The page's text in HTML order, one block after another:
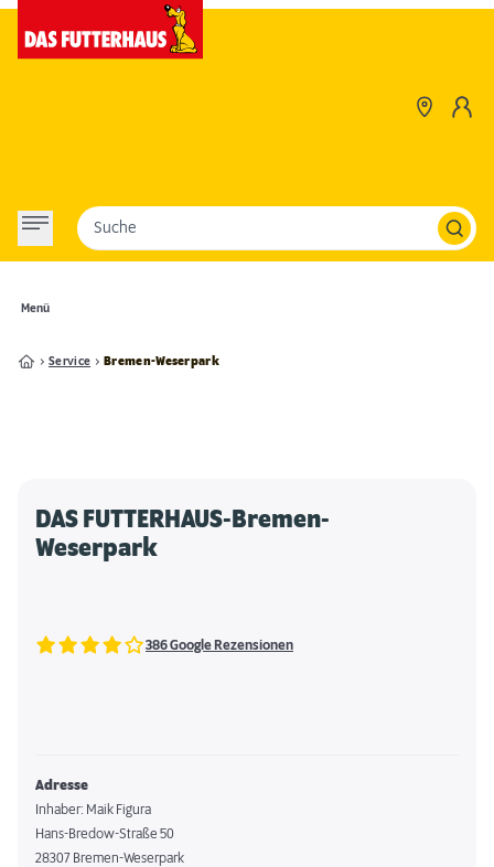
Menü
Suche
Service Bremen-Weserpark
DAS FUTTERHAUS-Bremen-
Weserpark
386 Google Rezensionen
Adresse
Inhaber: Maik Figura
Hans-Bredow-Straße 50
28307 Bremen-Weserpark